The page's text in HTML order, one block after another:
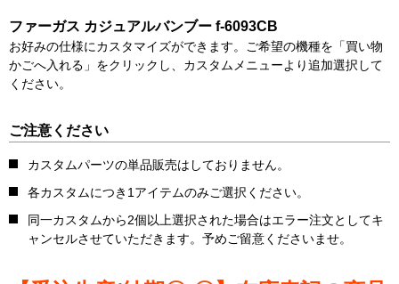
ファーガス カジュアルバンブー f-6093CB
お好みの仕様にカスタマイズができます。ご希望の機種を「買い物
かごへ入れる」をクリックし、カスタムメニューより追加選択して
ください。
ご注意ください
カスタムパーツの単品販売はしておりません。
各カスタムにつき1アイテムのみご選択ください。
同一カスタムから2個以上選択された場合はエラー注文としてキ
ャンセルさせていただきます。予めご留意くださいませ。